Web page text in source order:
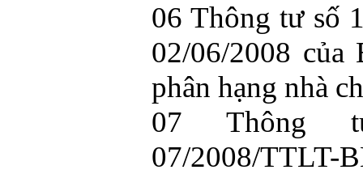
06 Thông tư số
02/06/2008
phân hạng nhà
07 Thông
07/2008/